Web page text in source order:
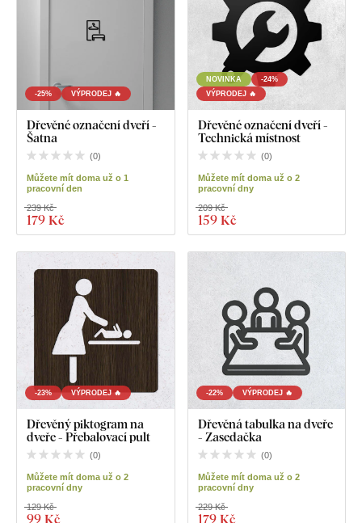
-25% VÝPRODEJ 🔥
Dřevěné označení dveří -
Šatna
(0)
Můžete mít doma už o 1
pracovní den
179 Kč
239 Kč
NOVINKA
-24%
VÝPRODEJ 🔥
Dřevěné označení dveří -
Technická místnost
(0)
Můžete mít doma už o 2
pracovní dny
159 Kč
209 Kč
-23% VÝPRODEJ 🔥
Dřevěný piktogram na
dveře - Přebalovací pult
(0)
Můžete mít doma už o 2
pracovní dny
99 Kč
129 Kč
-22% VÝPRODEJ 🔥
Dřevěná tabulka na dveře
- Zasedačka
(0)
Můžete mít doma už o 2
pracovní dny
179 Kč
229 Kč